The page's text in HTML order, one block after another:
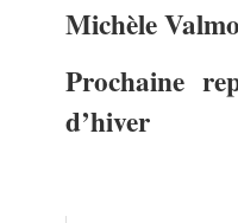
Michèle
Prochaine
d’hiver